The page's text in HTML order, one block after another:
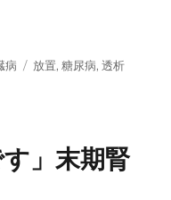
るでしょうか？” の
病
タ
放置,糖尿病,透析
す」末期腎